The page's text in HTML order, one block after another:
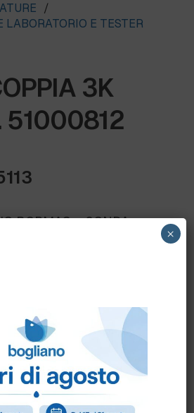
/
E TESTER
3K
BORMAC – SONDA
al 0172 478161oppure
a info@bogliano.it.
siamo a disposizione.
×